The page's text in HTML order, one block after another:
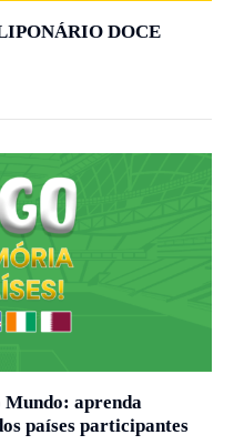
DOCE
Mundo: aprenda
países participantes